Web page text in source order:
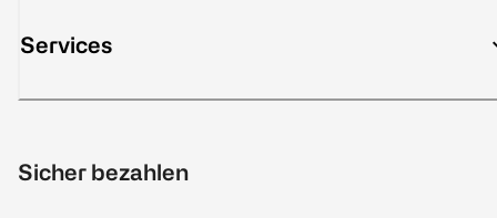
Services
Sicher bezahlen